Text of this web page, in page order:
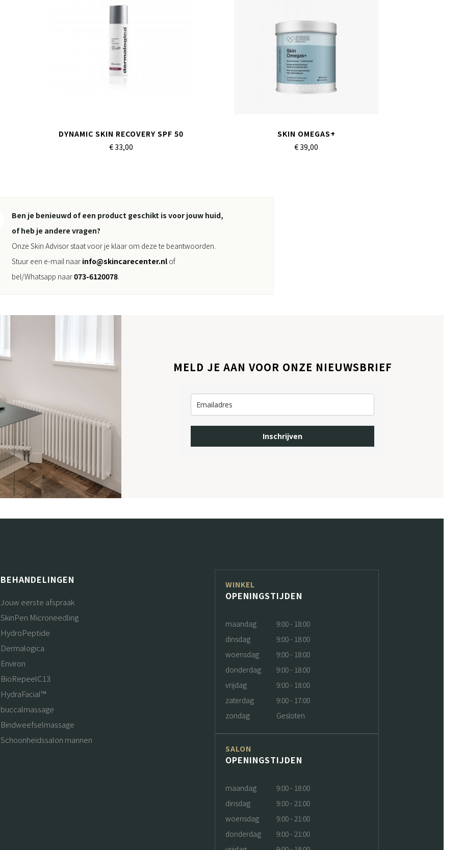
DYNAMIC SKIN RECOVERY SPF 50
€ 33,00
SKIN OMEGAS+
€ 39,00
Ben je benieuwd of een product geschikt is voor jouw huid,
of heb je andere vragen?
Onze Skin Advisor staat voor je klaar om deze te beantwoorden.
Stuur een e-mail naar info@skincarecenter.nl of
bel/Whatsapp naar073-6120078.
MELD JE AAN VOOR ONZE NIEUWSBRIEF
Inschrijven
BEHANDELINGEN
Jouw eerste afspraak
SkinPen Microneedling
HydroPeptide
Dermalogica
Environ
BioRepeelC13
HydraFacial™
buccalmassage
Bindweefselmassage
Schoonheidssalon mannen
WINKEL
OPENINGSTIJDEN
maandag
9:00 - 18:00
dinsdag
9:00 - 18:00
woensdag
9:00 - 18:00
donderdag
9:00 - 18:00
vrijdag
9:00 - 18:00
zaterdag
9:00 - 17:00
zondag
Gesloten
SALON
OPENINGSTIJDEN
maandag
9:00 - 18:00
dinsdag
9:00 - 21:00
woensdag
9:00 - 21:00
donderdag
9:00 - 21:00